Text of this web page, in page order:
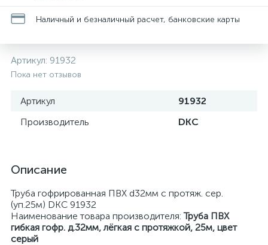
Наличный и безналичный расчет, банковские карты
Артикул: 91932
Пока нет отзывов
Артикул
91932
Производитель
DKC
Описание
Труба гофрированная ПВХ d32мм с протяж. сер.
(уп.25м) DKC 91932
Наименование товара производителя:Труба ПВХ
гибкая гофр. д.32мм, лёгкая с протяжкой, 25м, цвет
серый